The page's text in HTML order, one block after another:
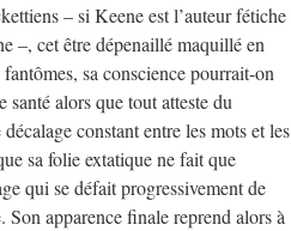
– si Keene est l’auteur fétiche
–, cet être dépenaillé maquillé en
sa conscience pourrait-on
alors que tout atteste du
constant entre les mots et les
sa folie extatique ne fait que
qui se défait progressivement de
apparence finale reprend alors à